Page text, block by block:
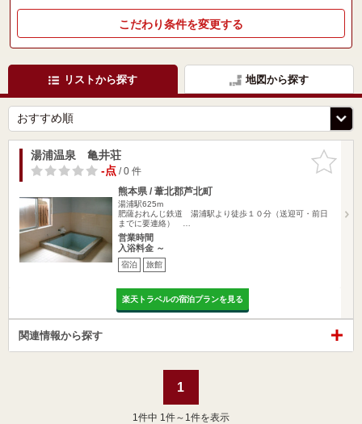
こだわり条件を変更する
リストから探す 地図から探す
お気に入
りに追加
湯浦温泉 亀井荘
-点/ 0 件
熊本県 / 葦北郡芦北町
湯浦駅625m
肥薩おれんじ鉄道 湯浦駅より徒歩１０分（送迎可・前日
までに要連絡） …
営業時間
入浴料金 ～
宿泊 旅館
楽天トラベルの宿泊プランを見る
関連情報から探す
1
1 件中 1件～1件を表示